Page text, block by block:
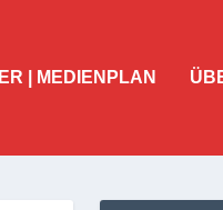
| MEDIENPLAN